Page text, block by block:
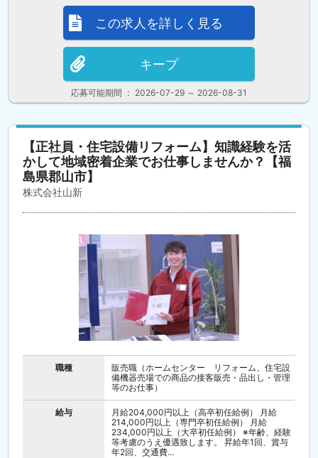
応募可能期間 ： 2026-07-29 ～ 2026-08-31
この求人を詳しく見る
キープ
【正社員・住宅設備リフォーム】知識経験を活
かして地域密着企業でお仕事しませんか？【福
島県郡山市】
株式会社山新
職種
販売職（ホームセンター リフォーム、住宅設
備機器売場での商品の接客販売・品出し・管理
等のお仕事）
給与
月給204,000円以上（高卒初任給例） 月給
214,000円以上（専門卒初任給例） 月給
234,000円以上（大卒初任給例） ※年齢、経験
等考慮のうえ優遇致します。 昇給年1回、賞与
年2回、交通費...